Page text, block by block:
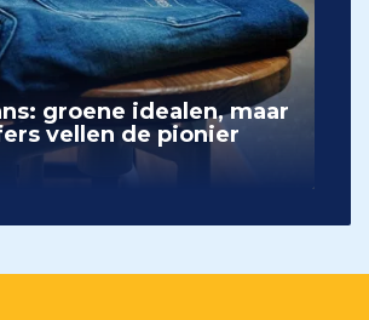
groene idealen, maar
vellen de pionier